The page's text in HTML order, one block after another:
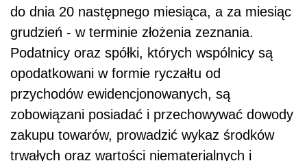
do dnia 20 następnego miesiąca, a za miesiąc
grudzień - w terminie złożenia zeznania.
Podatnicy oraz spółki, których wspólnicy są
opodatkowani w formie ryczałtu od
przychodów ewidencjonowanych, są
zobowiązani posiadać i przechowywać dowody
zakupu towarów, prowadzić wykaz środków
trwałych oraz wartości niematerialnych i